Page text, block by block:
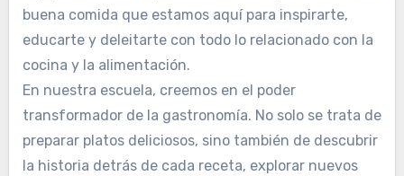
buena comida que estamos aquí para inspirarte,
educarte y deleitarte con todo lo relacionado con la
cocina y la alimentación.
En nuestra escuela, creemos en el poder
transformador de la gastronomía. No solo se trata de
preparar platos deliciosos, sino también de descubrir
la historia detrás de cada receta, explorar nuevos